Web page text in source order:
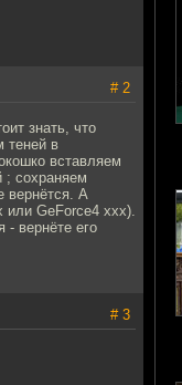
# 2
знать, что
теней в
вставляем
; сохраняем
вернётся. А
или GeForce4 ххх).
- вернёте его
# 3